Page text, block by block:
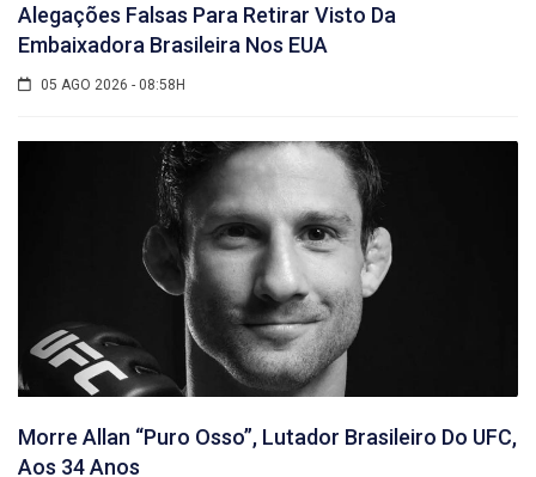
Alegações Falsas Para Retirar Visto Da
Embaixadora Brasileira Nos EUA
05 AGO 2026 - 08:58H
Morre Allan “Puro Osso”, Lutador Brasileiro Do UFC,
Aos 34 Anos